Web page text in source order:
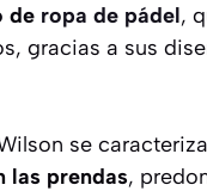
de ropa de pádel,
gracias a sus
se
las prendas,